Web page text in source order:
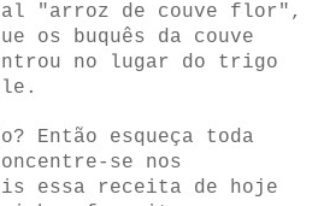
"arroz de couve flor",
os buquês da couve
no lugar do trigo
Então esqueça toda
se nos
essa receita de hoje